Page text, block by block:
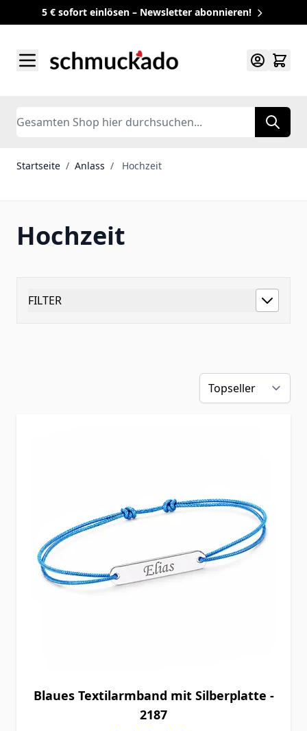
5 € sofort einlösen – Newsletter abonnieren!
Search
Startseite / Anlass / Hochzeit
Hochzeit
FILTER
Blaues Textilarmband mit Silberplatte -
2187